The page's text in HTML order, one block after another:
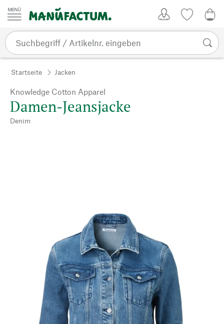
Zum Inhalt springen
Startseite Jacken
Knowledge Cotton Apparel
Damen-Jeansjacke
Denim